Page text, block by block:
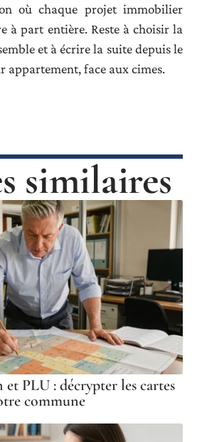
où chaque projet immobilier
à part entière. Reste à choisir la
et à écrire la suite depuis le
appartement, face aux cimes.
similaires
PLU : décrypter les cartes
commune